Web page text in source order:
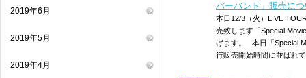
2019年6月
2019年5月
2019年4月
バーバンド」販売に
本日12/3（火）LIVE
売致します「Special
げます。 本日「Special
行販売開始時間に並ばれ